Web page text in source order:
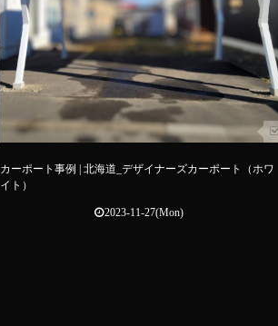
カーポート事例 | 北海道_デザイナーズカーポート（ホワ
イト）
2023-11-27(Mon)